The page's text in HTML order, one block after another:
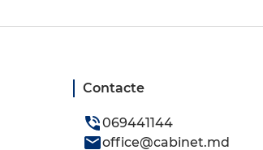
Contacte
069441144
office@cabinet.md